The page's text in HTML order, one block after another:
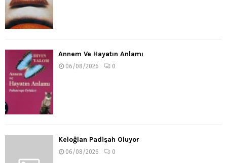
Annem Ve Hayatın Anlamı
06/08/2026 0
Keloğlan Padişah Oluyor
06/08/2026 0